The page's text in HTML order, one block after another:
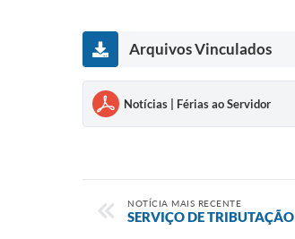
Arquivos Vinculados
Notícias | Férias ao Servidor
NOTÍCIA MAIS RECENTE
SERVIÇO DE TRIBUTAÇÃO